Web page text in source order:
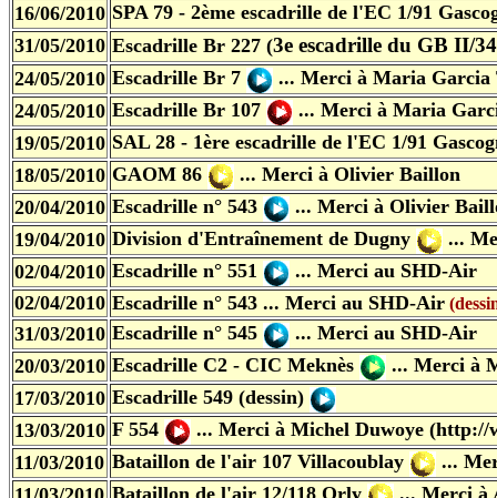
16/06/2010 SPA 79 - 2ème escadrille de l'EC 1/91
31/05/2010 Escadrille Br 227 (3e escadrille du GB II/34
24/05/2010 Escadrille Br 7
... Merci à Maria Garcia
24/05/2010 Escadrille Br 107
... Merci à Maria
19/05/2010 SAL 28 - 1ère escadrille de l'EC 1/91
18/05/2010 GAOM 86
... Merci à Olivier Baillon
20/04/2010 Escadrille n° 543
... Merci à Olivier
19/04/2010 Division d'Entraînement de Dugny
...
02/04/2010 Escadrille n° 551
... Merci au SHD-Air
02/04/2010 Escadrille n° 543 ... Merci au SHD-Air
31/03/2010 Escadrille n° 545
... Merci au SHD-Air
20/03/2010 Escadrille C2 - CIC Meknès
... Merci à
17/03/2010 Escadrille 549 (dessin)
13/03/2010 F 554
... Merci à Michel Duwoye (http://
11/03/2010 Bataillon de l'air 107 Villacoublay
...